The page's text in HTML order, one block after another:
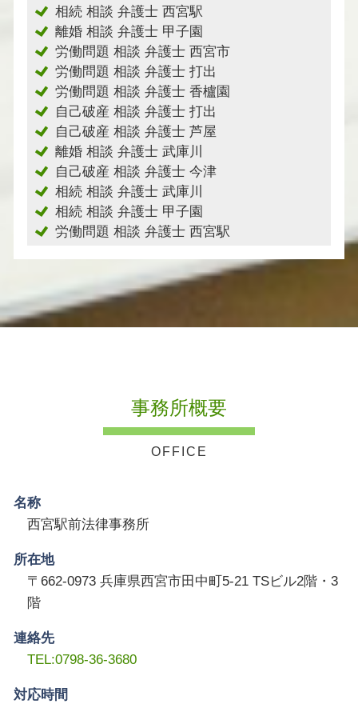
相続 相談 弁護士 西宮駅
離婚 相談 弁護士 甲子園
労働問題 相談 弁護士 西宮市
労働問題 相談 弁護士 打出
労働問題 相談 弁護士 香櫨園
自己破産 相談 弁護士 打出
自己破産 相談 弁護士 芦屋
離婚 相談 弁護士 武庫川
自己破産 相談 弁護士 今津
相続 相談 弁護士 武庫川
相続 相談 弁護士 甲子園
労働問題 相談 弁護士 西宮駅
事務所概要
名称
西宮駅前法律事務所
所在地
〒662-0973 兵庫県西宮市田中町5-21 TSビル2階・3
階
連絡先
TEL:0798-36-3680
対応時間